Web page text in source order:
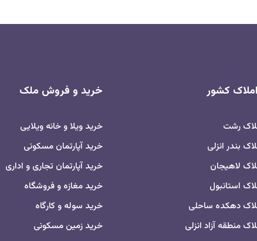
کشور
رشت
بندر انزلی
لاهیجان
استانبول
دهکده ساحلی
منطقه آزاد انزلی
خرید و فروش ملک
خرید ویلا و خانه ویلایی
خرید آپارتمان مسکونی
خرید آپارتمان تجاری و اداری
خرید مغازه و فروشگاه
خرید سوله و کارگاه
خرید زمین مسکونی